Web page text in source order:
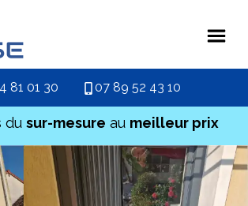
81 01 30 07 89 52 43 10
du sur-mesure au meilleur prix